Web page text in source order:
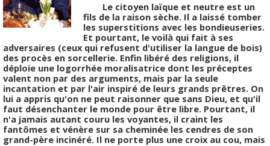
Le citoyen laïque et neutre est un
fils de la raison sèche. Il a laissé tomber
les superstitions avec les bondieuseries.
Et pourtant, le voilà qui fait à ses
adversaires (ceux qui refusent d'utiliser la langue de bois)
des procès en sorcellerie. Enfin libéré des religions, il
déploie une logorrhée moralisatrice dont les préceptes
valent non par des arguments, mais par la seule
incantation et par l'air inspiré de leurs grands prêtres. On
lui a appris qu'on ne peut raisonner que sans Dieu, et qu'il
faut désenchanter le monde pour être libre. Pourtant, il
n'a jamais autant couru les voyantes, il craint les
fantômes et vénère sur sa cheminée les cendres de son
grand-père incinéré. Il ne porte plus une croix au cou, mais